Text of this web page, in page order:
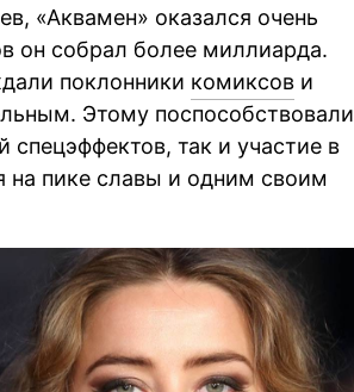
«Аквамен» оказался очень
он собрал более миллиарда.
поклонники комиксов и
Этому поспособствовали
так и участие в
на пике славы и одним своим